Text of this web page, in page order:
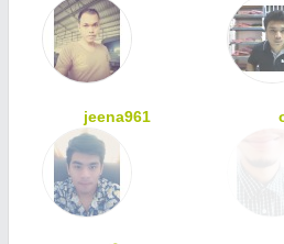
jeena961